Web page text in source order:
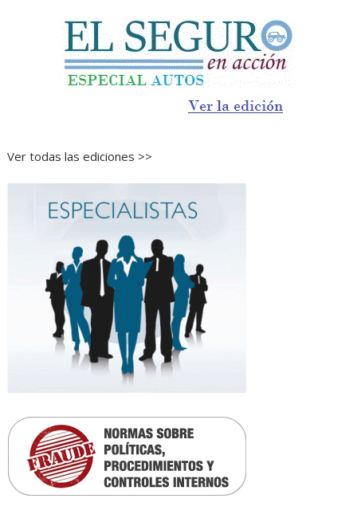
Ver todas las ediciones >>